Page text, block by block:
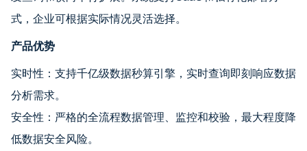
式，企业可根据实际情况灵活选择。
产品优势
实时性：支持千亿级数据秒算引擎，实时查询即刻响应数据
分析需求。
安全性：严格的全流程数据管理、监控和校验，最大程度降
低数据安全风险。